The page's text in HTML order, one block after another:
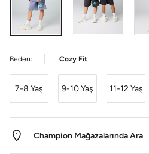
Beden: Cozy Fit
7-8 Yaş 9-10 Yaş 11-12 Yaş
Champion Mağazalarında Ara